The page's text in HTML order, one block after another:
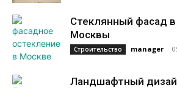
Стеклянный фасад в
Москвы
Строительство manager -
Ландшафтный